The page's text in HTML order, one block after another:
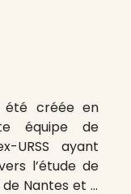
été créée en
équipe de
URSS ayant
l’étude de
de Nantes et à